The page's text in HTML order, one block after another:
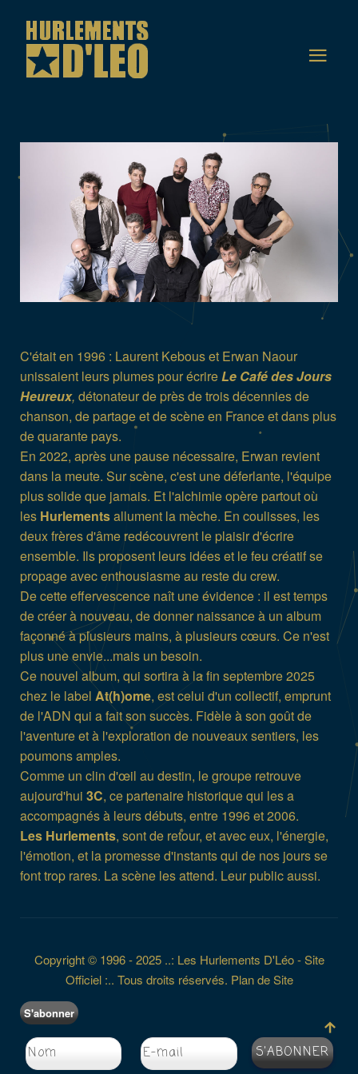
C'était en 1996 : Laurent Kebous et Erwan Naour
unissaient leurs plumes pour écrireLe Café des Jours
Heureux, détonateur de près de trois décennies de
chanson, de partage et de scène en France et dans plus
de quarante pays.
En 2022, après une pause nécessaire, Erwan revient
dans la meute. Sur scène, c'est une déferlante, l'équipe
plus solide que jamais. Et l'alchimie opère partout où
les Hurlementsallument la mèche. En coulisses, les
deux frères d'âme redécouvrent le plaisir d'écrire
ensemble. Ils proposent leurs idées et le feu créatif se
propage avec enthousiasme au reste du crew.
De cette effervescence naît une évidence : il est temps
de créer à nouveau, de donner naissance à un album
façonné à plusieurs mains, à plusieurs cœurs. Ce n'est
plus une envie...mais un besoin.
Ce nouvel album, qui sortira à la fin septembre 2025
chez le label At(h)ome, est celui d'un collectif, emprunt
de l'ADN qui a fait son succès. Fidèle à son goût de
l'aventure et à l'exploration de nouveaux sentiers, les
poumons amples.
Comme un clin d'œil au destin, le groupe retrouve
aujourd'hui 3C, ce partenaire historique qui les a
accompagnés à leurs débuts, entre 1996 et 2006.
Les Hurlements, sont de retour, et avec eux, l'énergie,
l'émotion, et la promesse d'instants qui de nos jours se
font trop rares. La scène les attend. Leur public aussi.
Copyright © 1996 - 2025 ..: Les Hurlements D'Léo - Site
Officiel :.. Tous droits réservés. Plan de Site
S'abonner